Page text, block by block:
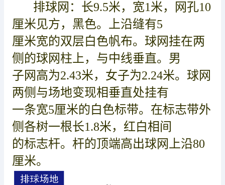
排球网：长9.5米，宽1米，网孔10
厘米见方，黑色。上沿缝有5
厘米宽的双层白色帆布。球网挂在两
侧的球网柱上，与中线垂直。男
子网高为2.43米，女子为2.24米。球网
两侧与场地变现相垂直处挂有
一条宽5厘米的白色标带。在标志带外
侧各树一根长1.8米，红白相间
的标志杆。杆的顶端高出球网上沿80
厘米。